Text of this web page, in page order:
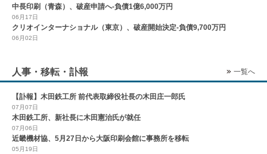
中長印刷（青森）、破産申請へ-負債1億6,000万円
06月17日
クリオインターナショナル（東京）、破産開始決定-負債9,700万円
06月02日
人事・移転・訃報 一覧へ
【訃報】木田鉄工所 前代表取締役社長の木田庄一郎氏
07月07日
木田鉄工所、新社長に木田憲治氏が就任
07月06日
近畿機材協、5月27日から大阪印刷会館に事務所を移転
05月19日